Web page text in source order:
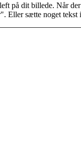
på dit billede. Når
Eller sætte noget tekst